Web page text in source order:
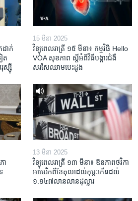
ដាក់​
ត​
រុស្ស៊ី
15 មីនា 2025
វិទ្យុពេលរាត្រី ១៥ មីនា៖ កម្មវិធី ​Hello
VOA សុខភាព ស្ដី​អំពី​វិធី​បង្ការ​ជំងឺ​
សរសៃ​ឈាម​បេះដូង
ា
13 មីនា 2025
វិទ្យុពេលរាត្រី ១៣ មីនា៖ ឱនភាព​ថវិកា​
អាមេរិក​ពី​ខែ​តុលា​ដល់​កុម្ភៈ​កើន​ដល់​
១.១៤៧​លានលាន​ដុល្លារ